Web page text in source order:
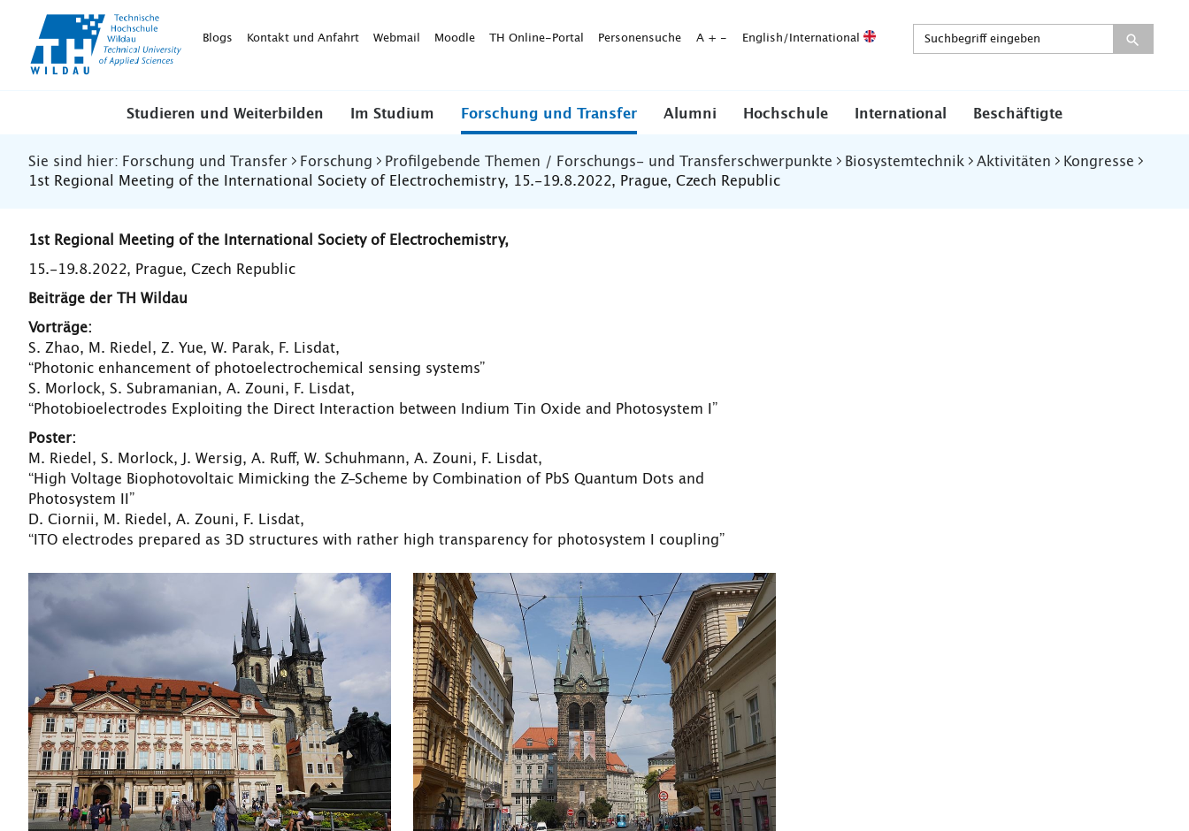
WildauBlogs Kontakt und Anfahrt Webmail Moodle TH Online-Portal Personensuche A + - English/International
Studieren und Weiterbilden Im Studium Forschung und Transfer Alumni Hochschule International Beschäftigte
Sie sind hier: Forschung und Transfer Forschung Profilgebende Themen / Forschungs- und Transferschwerpunkte Biosystemtechnik Aktivitäten
Kongresse
1st Regional Meeting of the International Society of Electrochemistry, 15.-19.8.2022, Prague, Czech Republic
1st Regional Meeting of the International Society of Electrochemistry,
15.-19.8.2022, Prague, Czech Republic
Beiträge der TH Wildau
Vorträge:
S. Zhao, M. Riedel, Z. Yue, W. Parak, F. Lisdat,
“Photonic enhancement of photoelectrochemical sensing systems”
S. Morlock, S. Subramanian, A. Zouni, F. Lisdat,
“Photobioelectrodes Exploiting the Direct Interaction between Indium Tin Oxide and Photosystem I”
Poster:
M. Riedel, S. Morlock, J. Wersig, A. Ruff, W. Schuhmann, A. Zouni, F. Lisdat,
“High Voltage Biophotovoltaic Mimicking the Z-Scheme by Combination of PbS Quantum Dots and
Photosystem II”
D. Ciornii, M. Riedel, A. Zouni, F. Lisdat,
“ITO electrodes prepared as 3D structures with rather high transparency for photosystem I coupling”